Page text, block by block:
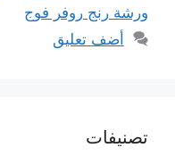
ورشة رنج روفر فوج
أضف تعليق
تصنيفات